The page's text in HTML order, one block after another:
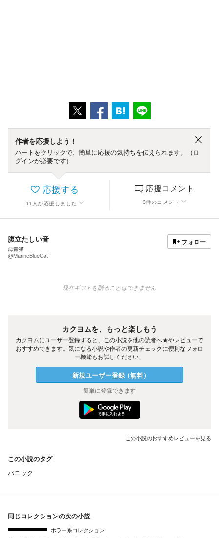
作者を応援しよう！
ハートをクリックで、簡単に応援の気持ちを伝えられます。（ロ
グインが必要です）
応援する
11 人 が応援しました
応援コメント
3件のコメント
腹立たしい音
海青猫
@MarineBlueCat
フォロー
現在ギフトを贈ることはできません
カクヨムを、もっと楽しもう
カクヨムにユーザー登録すると、この小説を他の読者へ★やレビューで
おすすめできます。気になる小説や作者の更新チェックに便利なフォロ
ー機能もお試しください。
新規ユーザー登録（無料）
簡単に登録できます
この小説のおすすめレビューを見る
この小説のタグ
パニック
同じコレクションの次の小説
ホラー系コレクション